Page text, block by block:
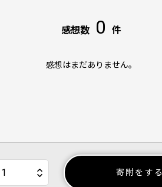
感想数 0 件
感想はまだありません。
寄附をする